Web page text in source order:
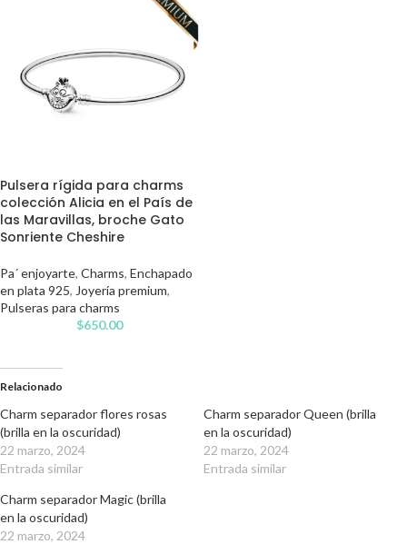
Pulsera rígida para charms
colección Alicia en el País de
las Maravillas, broche Gato
Sonriente Cheshire
Pa´ enjoyarte, Charms, Enchapado
en plata 925, Joyería premium,
Pulseras para charms
$650.00
Relacionado
Charm separador flores rosas
(brilla en la oscuridad)
22 marzo, 2024
Entrada similar
Charm separador Queen (brilla
en la oscuridad)
22 marzo, 2024
Entrada similar
Charm separador Magic (brilla
en la oscuridad)
22 marzo, 2024